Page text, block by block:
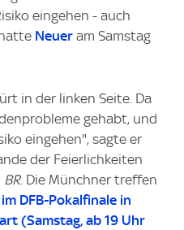
eingehen - auch
Neuer am Samstag
in der linken Seite. Da
gehabt, und
eingehen", sagte er
der Feierlichkeiten
BR. Die Münchner treffen
im DFB-Pokalfinale in
(Samstag, ab 19 Uhr